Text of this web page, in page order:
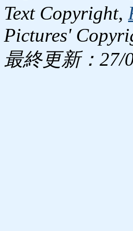
Text Copyright,
Pictures'
最終更新：27/